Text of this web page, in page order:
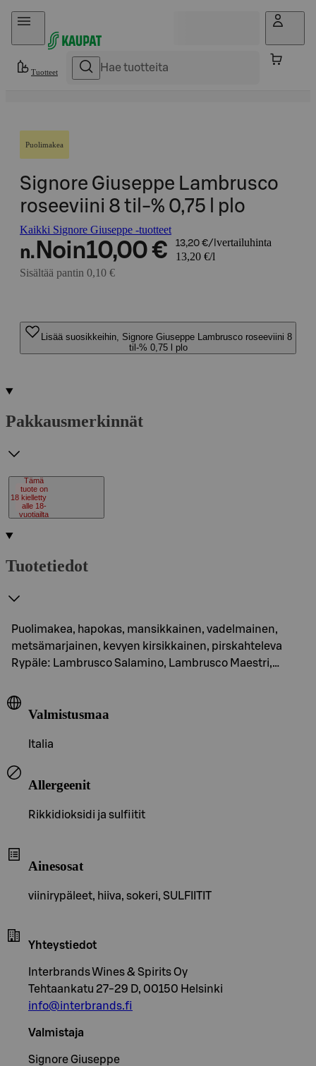
Hyppää sisältöön
Tuotteet
Puolimakea
Signore Giuseppe Lambrusco
roseeviini 8 til-% 0,75 l plo
Kaikki Signore Giuseppe -tuotteet
n. Noin10,00 € 13,20 €/l vertailuhinta
13,20 €/l
Sisältää pantin 0,10 €
Lisää suosikkeihin, Signore Giuseppe Lambrusco roseeviini 8
til-% 0,75 l plo
Pakkausmerkinnät
18
Tämä
tuote on
kielletty
alle 18-
vuotiailta
Tuotetiedot
Puolimakea, hapokas, mansikkainen, vadelmainen,
metsämarjainen, kevyen kirsikkainen, pirskahteleva
Rypäle: Lambrusco Salamino, Lambrusco Maestri,…
Valmistusmaa
Italia
Allergeenit
Rikkidioksidi ja sulfiitit
Ainesosat
viinirypäleet, hiiva, sokeri, SULFIITIT
Yhteystiedot
Interbrands Wines & Spirits Oy
Tehtaankatu 27-29 D, 00150 Helsinki
info@interbrands.fi
Valmistaja
Signore Giuseppe